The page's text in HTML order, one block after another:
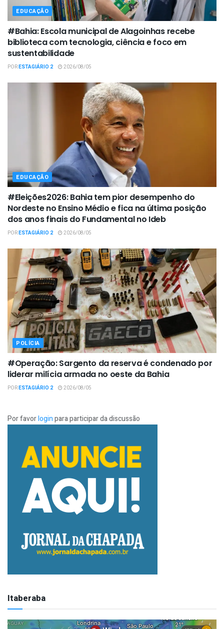
EDUCAÇÃO
#Bahia: Escola municipal de Alagoinhas recebe
biblioteca com tecnologia, ciência e foco em
sustentabilidade
PORESTAGIÁRIO 2 2026/08/05
EDUCAÇÃO
#Eleições2026: Bahia tem pior desempenho do
Nordeste no Ensino Médio e fica na última posição
dos anos finais do Fundamental no Ideb
PORESTAGIÁRIO 2 2026/08/05
POLÍCIA
#Operação: Sargento da reserva é condenado por
liderar milícia armada no oeste da Bahia
PORESTAGIÁRIO 2 2026/08/05
Por favorloginpara participar da discussão
Itaberaba